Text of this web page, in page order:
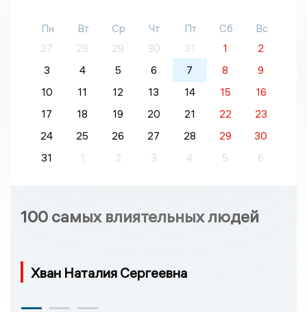
Пн Вт Ср Чт Пт Сб
Вс
27
28 29 30 31 1
2
3
4 5 6 7 8
9
10
11 12 13 14 15
16
17
18 19 20 21 22
23
24
25 26 27 28 29
30
31
1 2 3 4 5 6
100 самых влиятельных людей
Хван Наталия Сергеевна